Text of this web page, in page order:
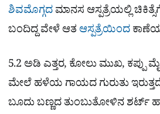
ಶಿವಮೊಗ್ಗದಮಾನಸ ಆಸ್ಪತ್ರೆಯಲ್ಲಿ
ಬಂದಿದ್ದ ವೇಳೆ ಆತ ಆಸ್ಪತ್ರೆಯಿಂದ
5.2 ಅಡಿ ಎತ್ತರ, ಕೋಲು ಮುಖ, ಕಪ್ಪು
ಮೇಲೆ ಹಳೆಯ ಗಾಯದ ಗುರುತು
ಬೂದು ಬಣ್ಣದ ತುಂಬುತೋಳಿನ ಶರ್ಟ್